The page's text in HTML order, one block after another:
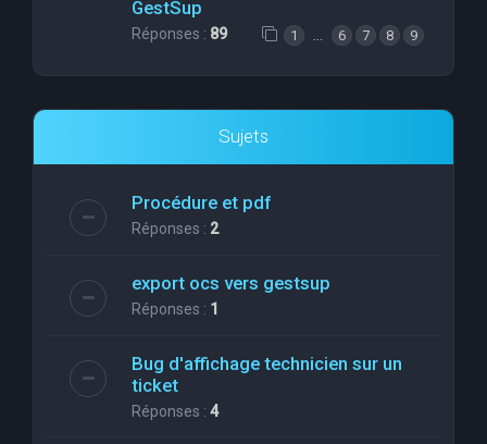
GestSup
Réponses : 89 1 6 7 8 9
Sujets
Procédure et pdf
Réponses : 2
export ocs vers gestsup
Réponses : 1
Bug d'affichage technicien sur un
ticket
Réponses : 4